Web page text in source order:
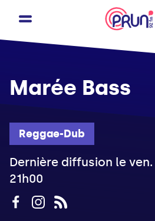
Reggae-Dub
Marée Bass
Dernière diffusion le ven.
21h00